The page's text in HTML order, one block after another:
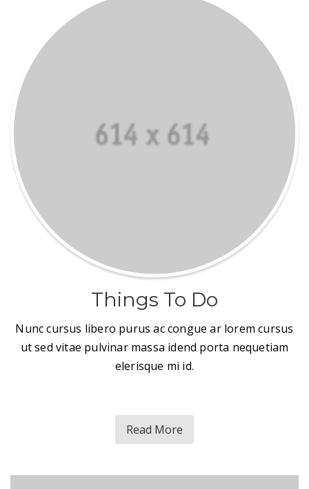
Things To Do
Nunc cursus libero purus ac congue ar lorem cursus
ut sed vitae pulvinar massa idend porta nequetiam
elerisque mi id.
Read More